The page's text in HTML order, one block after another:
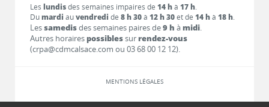
Les lundisdes semaines impaires de 14 hà 17 h.
Dumardi auvendredi de 8 h 30à 12 h 30et de 14 hà 18 h.
Lessamedisdes semaines paires de9 h à midi.
Autres horaires possiblessur rendez-vous
(crpa@cdmcalsace.com ou 03 68 00 12 12).
MENTIONS LÉGALES